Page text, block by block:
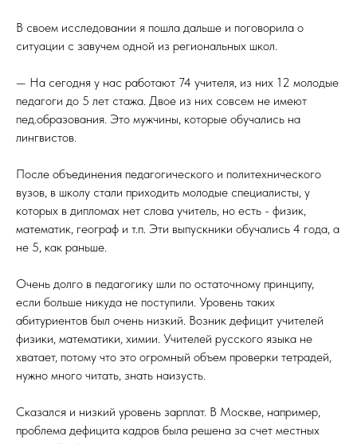
В своем исследовании я пошла дальше и поговорила о
ситуации с завучем одной из региональных школ.
— На сегодня у нас работают 74 учителя, из них 12 молодые
педагоги до 5 лет стажа. Двое из них совсем не имеют
пед.образования. Это мужчины, которые обучались на
лингвистов.
После объединения педагогического и политехнического
вузов, в школу стали приходить молодые специалисты, у
которых в дипломах нет слова учитель, но есть - физик,
математик, географ и т.п. Эти выпускники обучались 4 года, а
не 5, как раньше.
Очень долго в педагогику шли по остаточному принципу,
если больше никуда не поступили. Уровень таких
абитуриентов был очень низкий. Возник дефицит учителей
физики, математики, химии. Учителей русского языка не
хватает, потому что это огромный объем проверки тетрадей,
нужно много читать, знать наизусть.
Сказался и низкий уровень зарплат. В Москве, например,
проблема дефицита кадров была решена за счет местных